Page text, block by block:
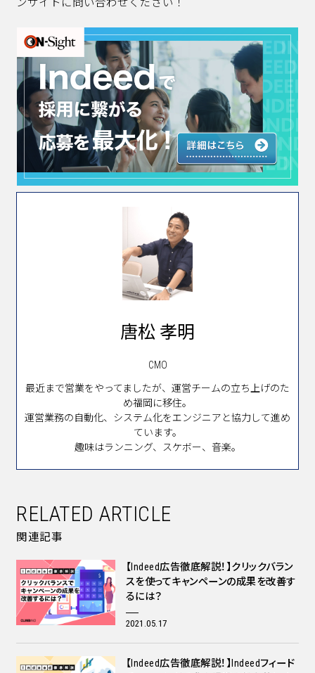
ンサイトに問い合わせください！
唐松 孝明
CMO
最近まで営業をやってましたが、運営チームの立ち上げのた
め福岡に移住。
運営業務の自動化、システム化をエンジニアと協力して進め
ています。
趣味はランニング、スケボー、音楽。
RELATED ARTICLE
関連記事
【Indeed広告徹底解説！】クリックバラン
スを使ってキャンペーンの成果を改善す
るには？
2021.05.17
【Indeed広告徹底解説！】Indeedフィード